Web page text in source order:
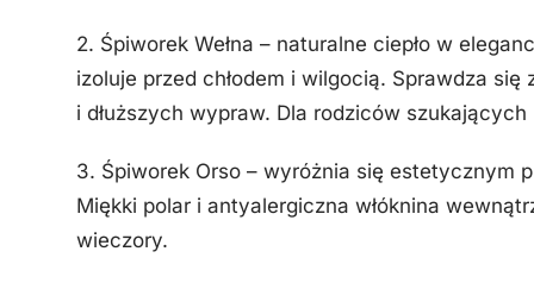
2. Śpiworek Wełna – naturalne ciepło w
izoluje przed chłodem i wilgocią. Sprawdza
i dłuższych wypraw. Dla rodziców
3. Śpiworek Orso – wyróżnia się estetycznym
Miękki polar i antyalergiczna włóknina
wieczory.